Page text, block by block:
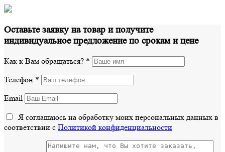
Оставьте заявку на товар и получите
индивидуальное предложение по срокам и цене
Как к Вам обращаться? *
Телефон *
Email
Я соглашаюсь на обработку моих персональных данных в
соответствии с Политикой конфиденциальности